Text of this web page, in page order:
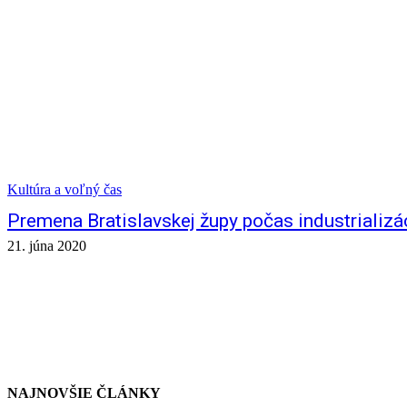
Kultúra a voľný čas
Premena Bratislavskej župy počas
21. júna 2020
NAJNOVŠIE ČLÁNKY